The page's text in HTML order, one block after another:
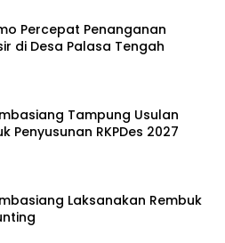
Percepat Penanganan
di Desa Palasa Tengah
Tampung Usulan
Penyusunan RKPDes 2027
Laksanakan Rembuk